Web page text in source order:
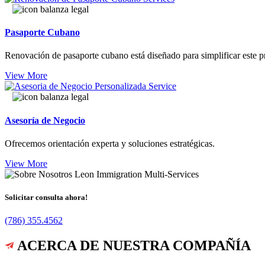
Pasaporte Cubano
Renovación de pasaporte cubano está diseñado para simplificar este
View More
Asesoría de Negocio
Ofrecemos orientación experta y soluciones estratégicas.
View More
Solicitar consulta ahora!
(786) 355.4562
ACERCA DE NUESTRA COMPAÑÍA